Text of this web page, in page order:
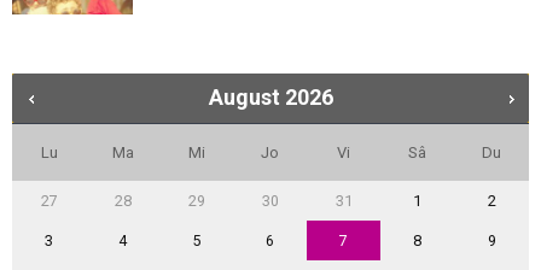
August 2026
Lu Ma Mi Jo Vi Sâ Du
27 28 29 30 31 1 2
3 4 5 6 7 8 9